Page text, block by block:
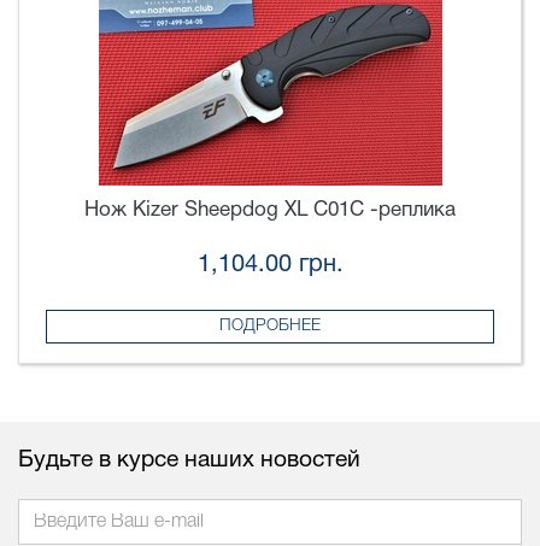
Нож Kizer Sheepdog XL C01C -реплика
1,104.00 грн.
ПОДРОБНЕЕ
Будьте в курсе наших новостей